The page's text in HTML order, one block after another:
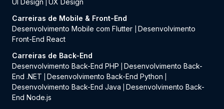
UI Design
UX Design
Carreiras de Mobile & Front-End
Desenvolvimento Mobile com Flutter
Desenvolvimento
Front-End React
Carreiras de Back-End
Desenvolvimento Back-End PHP
Desenvolvimento Back-
End .NET
Desenvolvimento Back-End Python
Desenvolvimento Back-End Java
Desenvolvimento Back-
End Node.js